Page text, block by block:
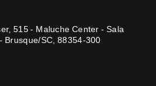
515 - Maluche Center - Sala
Brusque/SC, 88354-300